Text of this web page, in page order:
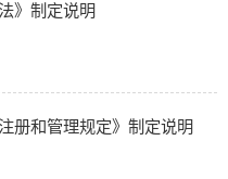
》制定说明
册和管理规定》制定说明